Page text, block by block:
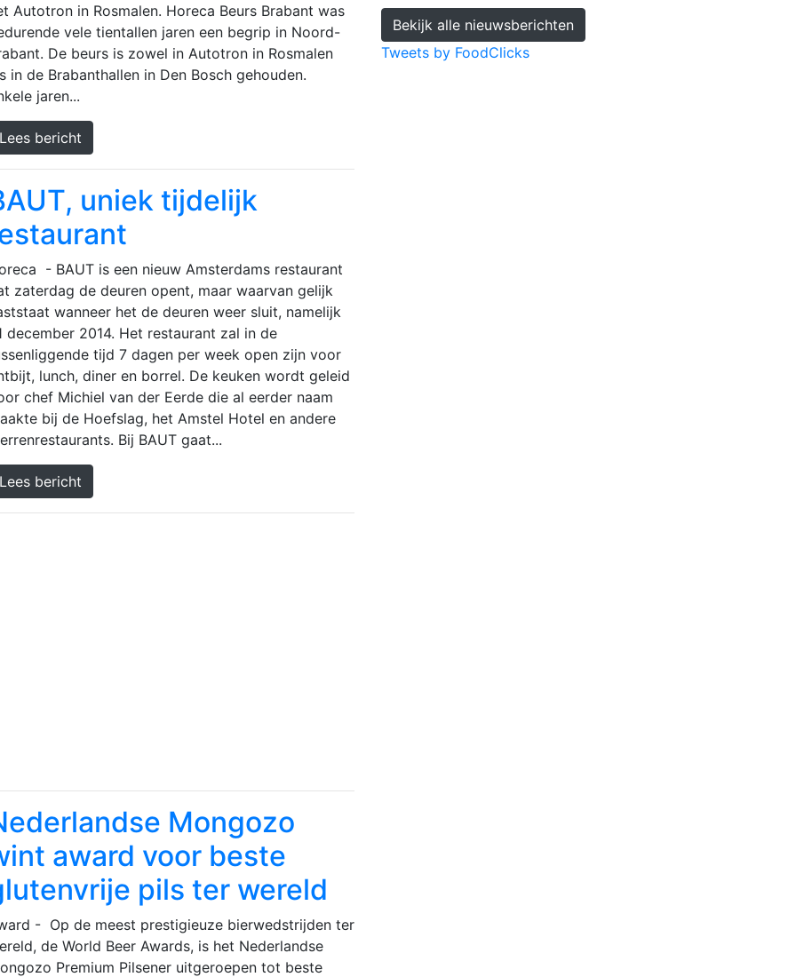
Autotron in Rosmalen. Horeca Beurs Brabant was
vele tientallen jaren een begrip in Noord-
De beurs is zowel in Autotron in Rosmalen
in de Brabanthallen in Den Bosch gehouden.
jaren...
Lees bericht
uniek tijdelijk
- BAUT is een nieuw Amsterdams restaurant
zaterdag de deuren opent, maar waarvan gelijk
wanneer het de deuren weer sluit, namelijk
december 2014. Het restaurant zal in de
tijd 7 dagen per week open zijn voor
lunch, diner en borrel. De keuken wordt geleid
chef Michiel van der Eerde die al eerder naam
bij de Hoefslag, het Amstel Hotel en andere
Bij BAUT gaat...
Lees bericht
Mongozo
award voor beste
pils ter wereld
- Op de meest prestigieuze bierwedstrijden ter
de World Beer Awards, is het Nederlandse
Premium Pilsener uitgeroepen tot beste
Bekijk alle nieuwsberichten
Tweets by FoodClicks